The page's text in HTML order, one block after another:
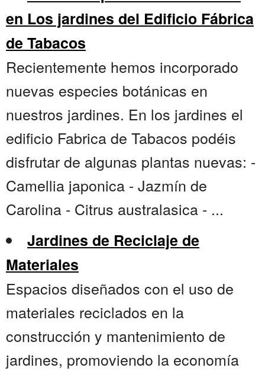
en Los jardines del Edificio Fábrica
de Tabacos
Recientemente hemos incorporado
nuevas especies botánicas en
nuestros jardines. En los jardines el
edificio Fabrica de Tabacos podéis
disfrutar de algunas plantas nuevas: -
Camellia japonica - Jazmín de
Carolina - Citrus australasica - ...
Jardines de Reciclaje de
Materiales
Espacios diseñados con el uso de
materiales reciclados en la
construcción y mantenimiento de
jardines, promoviendo la economía